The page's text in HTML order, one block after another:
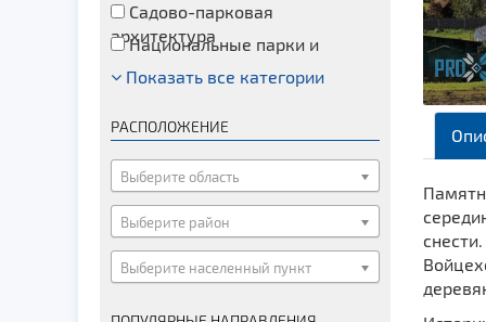
Садово-парковая
архитектура
Национальные парки и
заказники
Озера и водоемы
Памятники археологии
Памятники геодезии
Памятники природы
Памятники известным людям
Церкви
Показать все категории
РАСПОЛОЖЕНИЕ
Выберите область
Выберите район
Выберите населенный пункт